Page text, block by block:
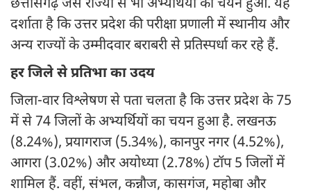
छत्तीसगढ़ जैसे राज्यों से भी अभ्यर्थियों का चयन हुआ. यह
दर्शाता है कि उत्तर प्रदेश की परीक्षा प्रणाली में स्थानीय और
अन्य राज्यों के उम्मीदवार बराबरी से प्रतिस्पर्धा कर रहे हैं.
हर जिले से प्रतिभा का उदय
जिला-वार विश्लेषण से पता चलता है कि उत्तर प्रदेश के 75
में से 74 जिलों के अभ्यर्थियों का चयन हुआ है. लखनऊ
(8.24%), प्रयागराज (5.34%), कानपुर नगर (4.52%),
आगरा (3.02%) और अयोध्या (2.78%) टॉप 5 जिलों में
शामिल हैं. वहीं, संभल, कन्नौज, कासगंज, महोबा और